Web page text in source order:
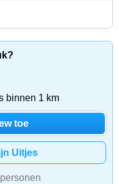
binnen 1 km
toe
Uitjes